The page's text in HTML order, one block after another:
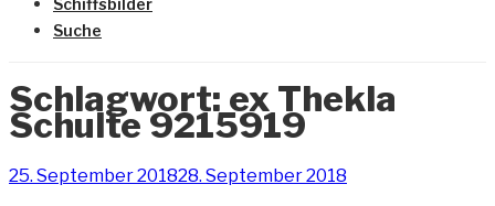
Schiffsbilder
Suche
Schlagwort: ex Thekla
Schulte 9215919
Veröffentlicht
25. September 201828. September 2018